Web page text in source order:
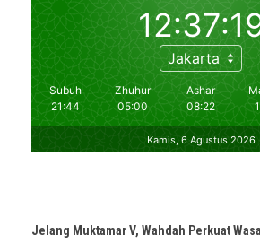
Jelang Muktamar V, Wahdah Perkuat